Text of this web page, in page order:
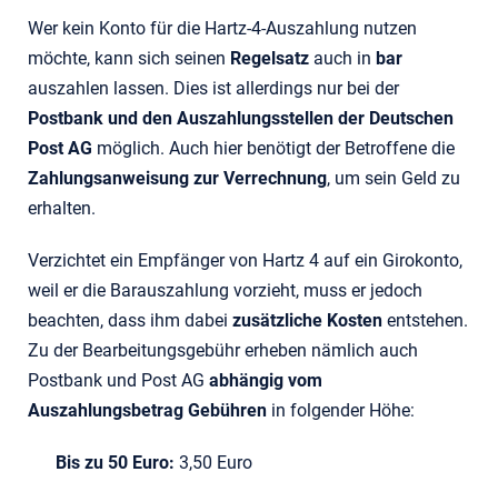
Wer kein Konto für die Hartz-4-Auszahlung nutzen
möchte, kann sich seinen Regelsatz auch in bar
auszahlen lassen. Dies ist allerdings nur bei der
Postbank und den Auszahlungsstellen der Deutschen
Post AG möglich. Auch hier benötigt der Betroffene die
Zahlungsanweisung zur Verrechnung, um sein Geld zu
erhalten.
Verzichtet ein Empfänger von Hartz 4 auf ein Girokonto,
weil er die Barauszahlung vorzieht, muss er jedoch
beachten, dass ihm dabei zusätzliche Kosten entstehen.
Zu der Bearbeitungsgebühr erheben nämlich auch
Postbank und Post AG abhängig vom
Auszahlungsbetrag Gebühren in folgender Höhe:
Bis zu 50 Euro: 3,50 Euro